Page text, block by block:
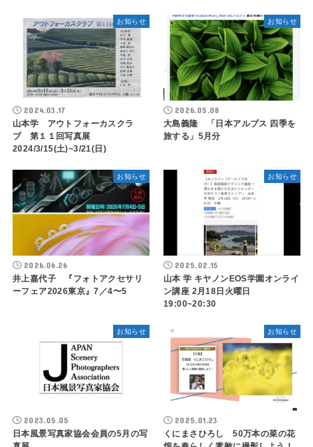
お知らせ
2024.03.17
山本学 アウトフォーカスクラ
ブ 第１１回写真展
2024/3/15(土)~3/21(日)
お知らせ
2026.05.08
大島義隆 「日本アルプス 四季を
旅する」5月分
お知らせ
2026.06.26
井上嘉代子 『フォトアクセサリ
ーフェア2026東京』7／4〜5
お知らせ
2025.02.15
山本 学 キヤノンEOS学園オンライ
ン講座 2月18日火曜日
19:00~20:30
お知らせ
2023.05.05
日本風景写真家協会会員の5月の写
お知らせ
2025.01.23
くにまさひろし 50万本の菜の花